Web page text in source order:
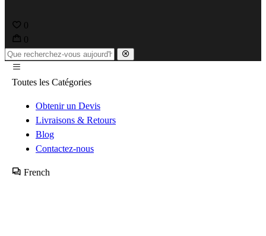
0
0
Toutes les Catégories
Obtenir un Devis
Livraisons & Retours
Blog
Contactez-nous
French